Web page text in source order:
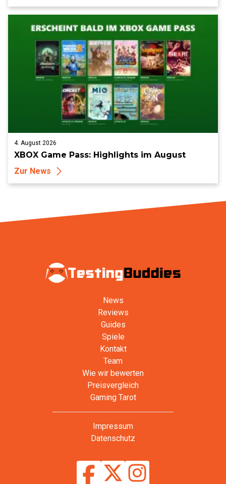
4. August 2026
XBOX Game Pass: Highlights im August
Zur News
News
Reviews
Guides
Spiele
Kontakt
Team
Wie wir bewerten
Preisvergleich
Gaming Tarot
Impressum
Datenschutz